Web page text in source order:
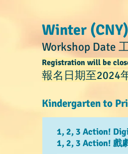
Winter
Workshop Date
Registration will be
報名日期至2024
Kindergarten to
1, 2, 3 Action!
1, 2, 3 Action! 戲